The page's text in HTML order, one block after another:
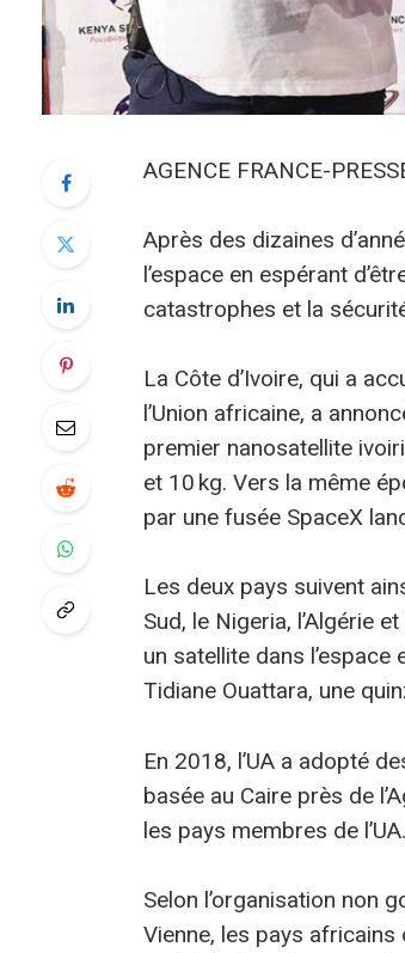
AGENCE FRANCE-
Après des dizaines
l’espace en espérant
catastrophes et la
La Côte d’Ivoire, qui a
l’Union africaine, a
premier nanosatellite
et 10 kg. Vers la même
par une fusée SpaceX
Les deux pays suivent
Sud, le Nigeria, l’Algérie
un satellite dans
Tidiane Ouattara, une
En 2018, l’UA a adopté
basée au Caire près de
les pays membres de l’UA.
Selon l’organisation non
Vienne, les pays